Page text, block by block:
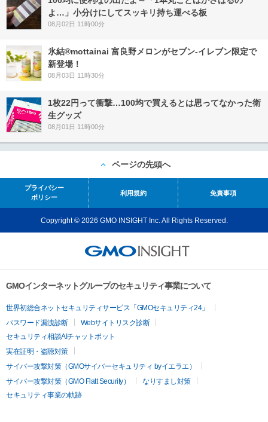
よ…」小分けにしてスッキリ持ち運べる板
08月02日 11時00分
氷結®mottainai 富良野メロンがセブン‐イレブン限定で
新登場！
08月03日 11時30分
1枚22円って衝撃…100均で買えるとは思ってなかった衛
生グッズ
08月01日 11時00分
ページの先頭へ
プライバシー
ポリシー
利用規約 免責事項
Copyright © 2026 GMO INSIGHT Inc. All Rights Reserved.
GMOインターネットグループのセキュリティ事業について
世界初総合ネットセキュリティサービス「GMOセキュリティ24」
パスワード漏洩診断
Webサイトリスク診断
セキュリティ相談AIチャットボット
実在証明・盗聴対策
サイバー攻撃対策（GMOサイバーセキュリティ byイエラエ）
サイバー攻撃対策（GMO Flatt Security）
なりすまし対策
セキュリティ事業の軌跡